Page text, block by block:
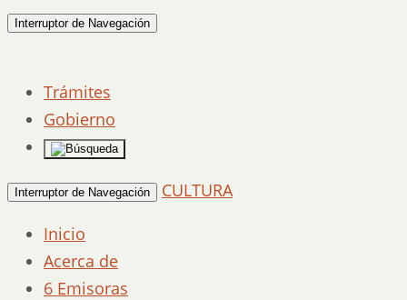
Interruptor de Navegación
Trámites
Gobierno
Interruptor de Navegación
CULTURA
Inicio
Acerca de
6 Emisoras